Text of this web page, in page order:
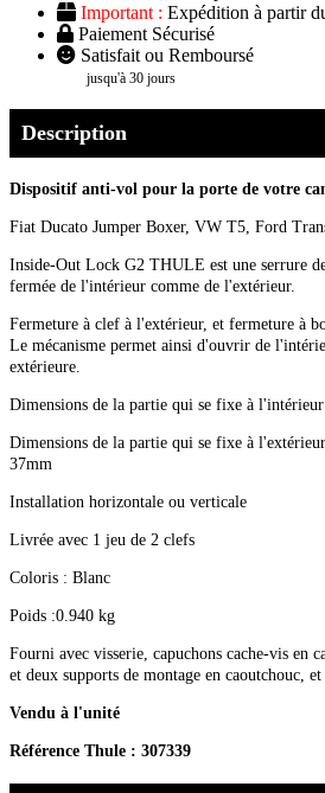
Important : Expédition à partir
Paiement Sécurisé
Satisfait ou Remboursé
jusqu'à 30 jours
Description
Dispositif anti-vol pour la porte de votre
Fiat Ducato Jumper Boxer, VW T5, Ford
Inside-Out Lock G2 THULE est une serrure
fermée de l'intérieur comme de l'extérieur.
Fermeture à clef à l'extérieur, et fermeture à
Le mécanisme permet ainsi d'ouvrir de
extérieure.
Dimensions de la partie qui se fixe à
Dimensions de la partie qui se fixe à
37mm
Installation horizontale ou verticale
Livrée avec 1 jeu de 2 clefs
Coloris : Blanc
Poids :0.940 kg
Fourni avec visserie, capuchons cache-vis en
et deux supports de montage en caoutchouc,
Vendu à l'unité
Référence Thule : 307339